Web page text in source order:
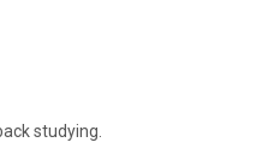
studying.